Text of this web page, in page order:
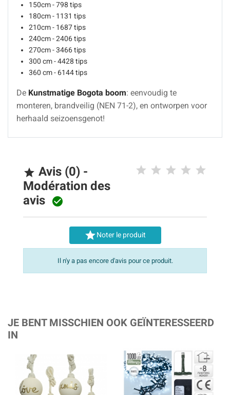
150cm - 798 tips
180cm - 1131 tips
210cm - 1687 tips
240cm - 2406 tips
270cm - 3466 tips
300 cm - 4428 tips
360 cm - 6144 tips
De Kunstmatige Bogota boom: eenvoudig te
monteren, brandveilig (NEN 71-2), en ontworpen voor
herhaald seizoensgenot!
 Avis (0) -
Modération des
avis 
Noter le produit
Il n'y a pas encore d'avis pour ce produit.
JE BENT MISSCHIEN OOK GEÏNTERESSEERD
IN